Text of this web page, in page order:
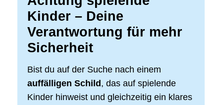
Kinder – Deine
Verantwortung für mehr
Sicherheit
Bist du auf der Suche nach einem
auffälligen Schild, das auf spielende
Kinder hinweist und gleichzeitig ein klares